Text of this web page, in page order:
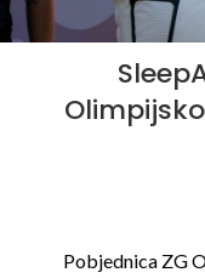
Pobjednica ZG